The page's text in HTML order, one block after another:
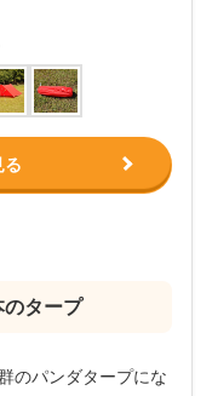
る
のタープ
のパンダタープにな